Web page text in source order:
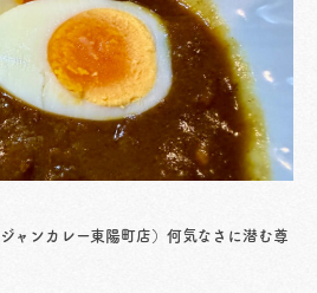
ャンカレー東陽町店）何気なさに潜む尊